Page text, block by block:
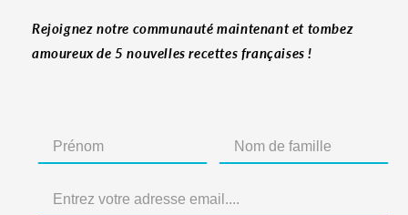
Rejoignez notre communauté maintenant et tombez
amoureux de 5 nouvelles recettes françaises !